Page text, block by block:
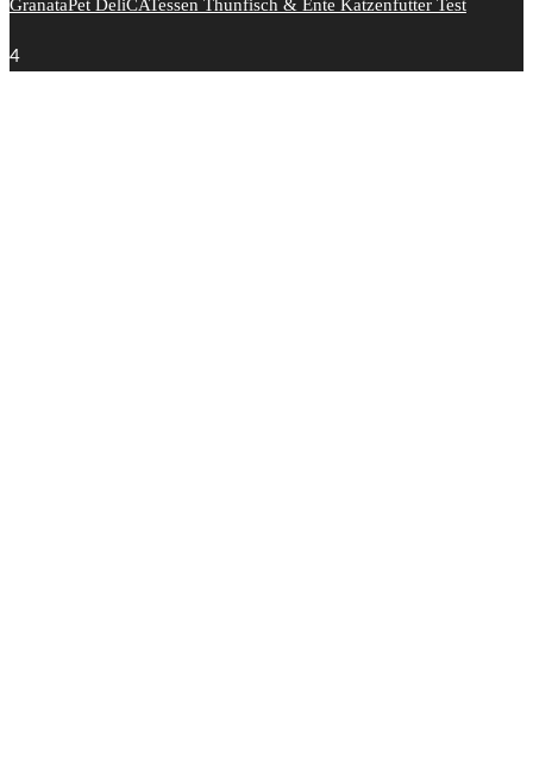
GranataPet DeliCATessen Thunfisch & Ente Katzenfutter Test
4